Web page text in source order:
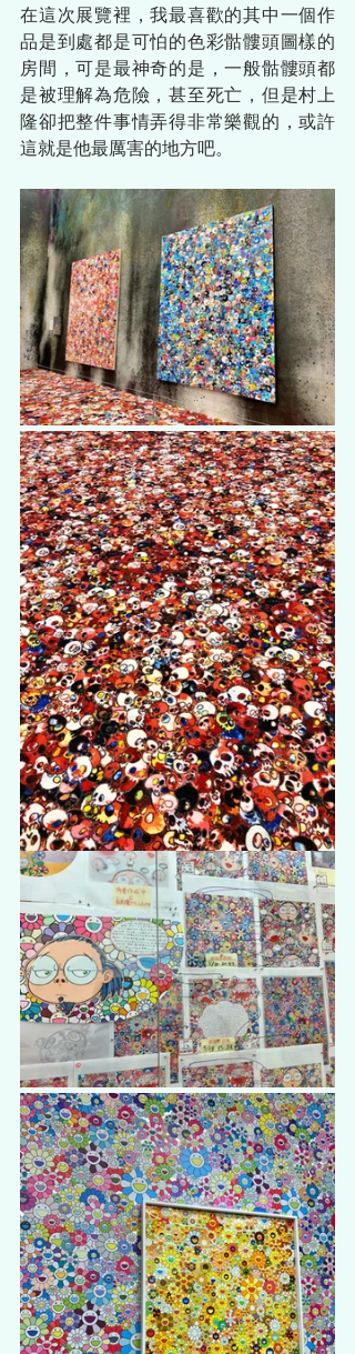
在這次展覽裡，我最喜歡的其中一個作
品是到處都是可怕的色彩骷髏頭圖樣的
房間，可是最神奇的是，一般骷髏頭都
是被理解為危險，甚至死亡，但是村上
隆卻把整件事情弄得非常樂觀的，或許
這就是他最厲害的地方吧。